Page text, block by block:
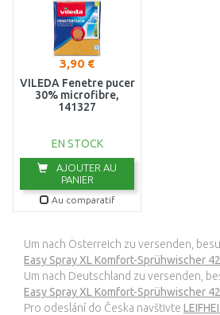
3,90 €
VILEDA Fenetre pucer
30% microfibre,
141327
EN STOCK
AJOUTER AU
PANIER
Au comparatif
Um nach Österreich zu versenden,
Easy Spray XL Komfort-Sprühwischer
Um nach Deutschland zu versenden,
Easy Spray XL Komfort-Sprühwischer
Pro odeslání do Česka navštivte